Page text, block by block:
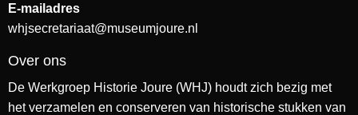
E-mailadres
whjsecretariaat@museumjoure.nl
Over ons
De Werkgroep Historie Joure (WHJ) houdt zich bezig met
het verzamelen en conserveren van historische stukken van